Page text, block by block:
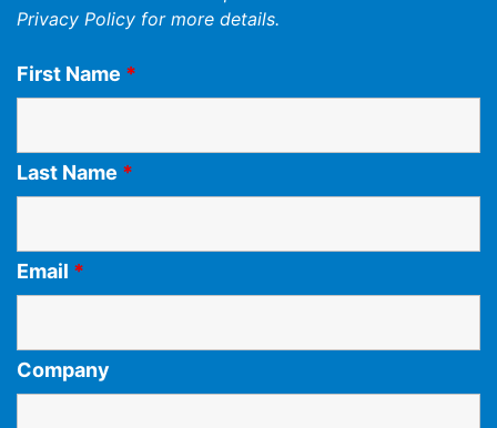
Privacy Policy for more details.
First Name *
Last Name *
Email *
Company